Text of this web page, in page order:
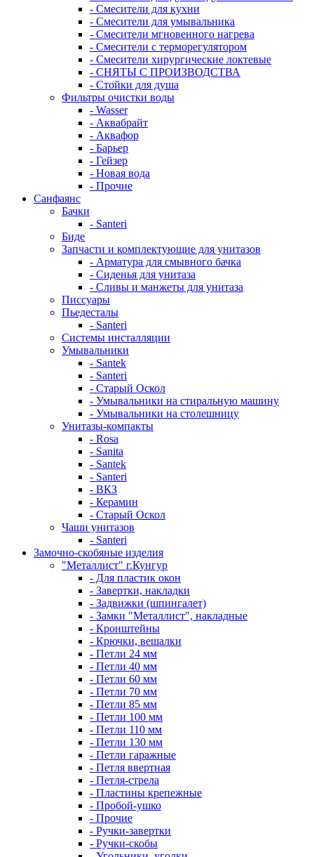
- Смесители для кухни
- Смесители для умывальника
- Смесители мгновенного нагрева
- Смесители с терморегулятором
- Смесители хирургические локтевые
- СНЯТЫ С ПРОИЗВОДСТВА
- Стойки для душа
Фильтры очистки воды
- Wasser
- Аквабрайт
- Аквафор
- Барьер
- Гейзер
- Новая вода
- Прочие
Санфаянс
Бачки
- Santeri
Биде
Запчасти и комплектующие для унитазов
- Арматура для смывного бачка
- Сиденья для унитаза
- Сливы и манжеты для унитаза
Писсуары
Пьедесталы
- Santeri
Системы инсталляции
Умывальники
- Santek
- Santeri
- Старый Оскол
- Умывальники на стиральную машину
- Умывальники на столешницу
Унитазы-компакты
- Rosa
- Sanita
- Santek
- Santeri
- ВКЗ
- Керамин
- Старый Оскол
Чаши унитазов
- Santeri
Замочно-скобяные изделия
"Металлист" г.Кунгур
- Для пластик окон
- Завертки, накладки
- Задвижки (шпингалет)
- Замки "Металлист", накладные
- Кронштейны
- Крючки, вешалки
- Петли 24 мм
- Петли 40 мм
- Петли 60 мм
- Петли 70 мм
- Петли 85 мм
- Петли 100 мм
- Петли 110 мм
- Петли 130 мм
- Петли гаражные
- Петля ввертная
- Петля-стрела
- Пластины крепежные
- Пробой-ушко
- Прочие
- Ручки-завертки
- Ручки-скобы